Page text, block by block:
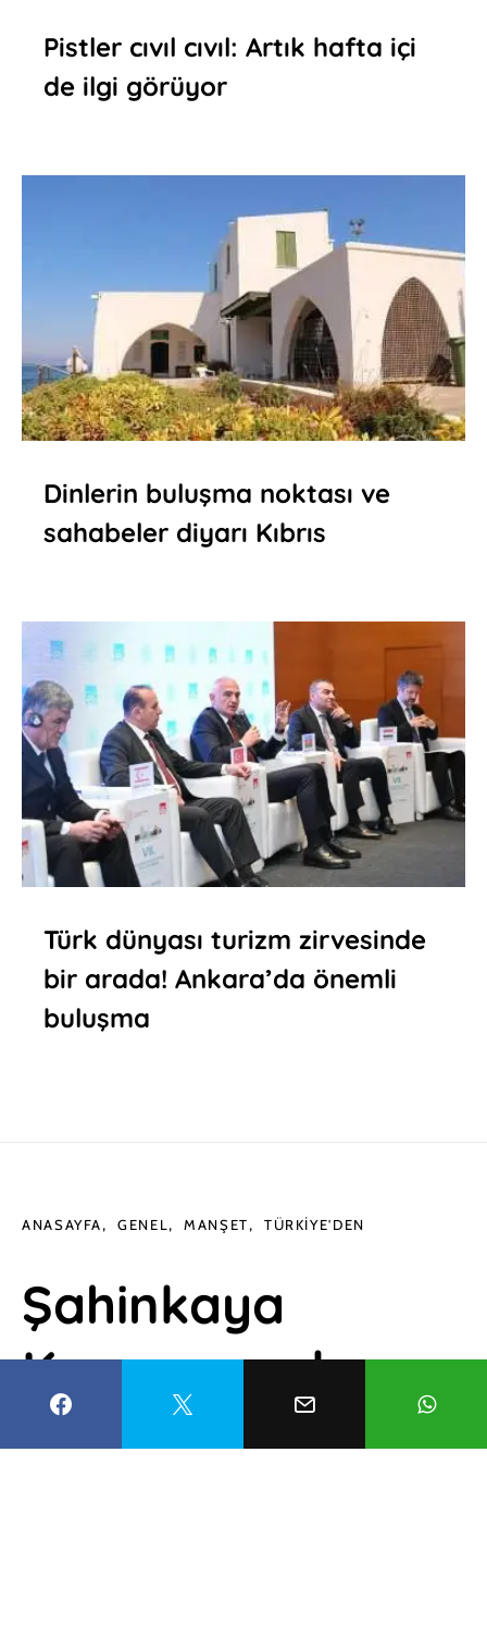
Pistler cıvıl cıvıl: Artık hafta içi
de ilgi görüyor
Dinlerin buluşma noktası ve
sahabeler diyarı Kıbrıs
Türk dünyası turizm zirvesinde
bir arada! Ankara’da önemli
buluşma
ANASAYFA GENEL MANŞET TÜRKIYE'DEN
Şahinkaya
Kanyonu rekora
koşuyor: 3 ayda